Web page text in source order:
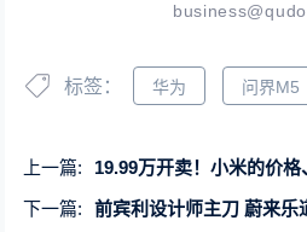
标签： 华为 问界M5
上一篇:
19.99万开卖！小米的价格
下一篇:
前宾利设计师主刀 蔚来乐道首